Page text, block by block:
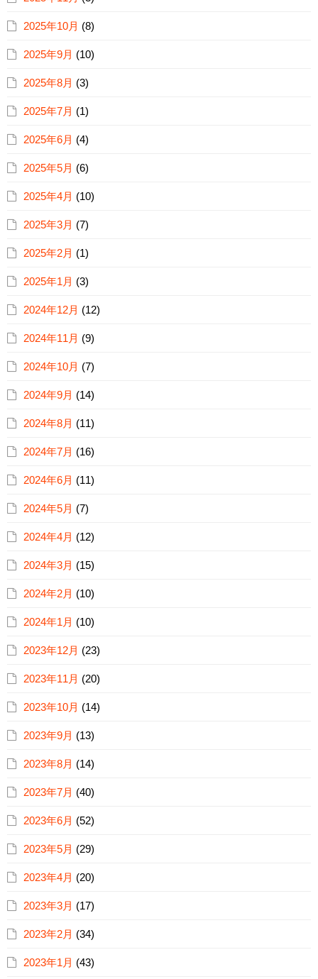
2025年10月 (8)
2025年9月 (10)
2025年8月 (3)
2025年7月 (1)
2025年6月 (4)
2025年5月 (6)
2025年4月 (10)
2025年3月 (7)
2025年2月 (1)
2025年1月 (3)
2024年12月 (12)
2024年11月 (9)
2024年10月 (7)
2024年9月 (14)
2024年8月 (11)
2024年7月 (16)
2024年6月 (11)
2024年5月 (7)
2024年4月 (12)
2024年3月 (15)
2024年2月 (10)
2024年1月 (10)
2023年12月 (23)
2023年11月 (20)
2023年10月 (14)
2023年9月 (13)
2023年8月 (14)
2023年7月 (40)
2023年6月 (52)
2023年5月 (29)
2023年4月 (20)
2023年3月 (17)
2023年2月 (34)
2023年1月 (43)